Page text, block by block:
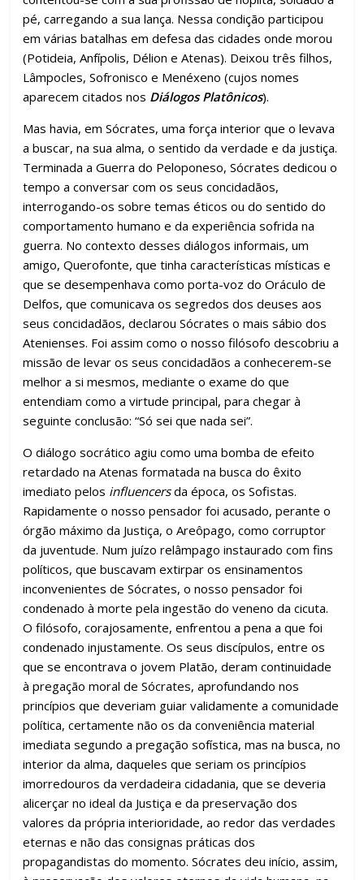
pé, carregando a sua lança. Nessa condição participou
em várias batalhas em defesa das cidades onde morou
(Potideia, Anfípolis, Délion e Atenas). Deixou três filhos,
Lâmpocles, Sofronisco e Menéxeno (cujos nomes
aparecem citados nos Diálogos Platônicos).
Mas havia, em Sócrates, uma força interior que o levava
a buscar, na sua alma, o sentido da verdade e da justiça.
Terminada a Guerra do Peloponeso, Sócrates dedicou o
tempo a conversar com os seus concidadãos,
interrogando-os sobre temas éticos ou do sentido do
comportamento humano e da experiência sofrida na
guerra. No contexto desses diálogos informais, um
amigo, Querofonte, que tinha características místicas e
que se desempenhava como porta-voz do Oráculo de
Delfos, que comunicava os segredos dos deuses aos
seus concidadãos, declarou Sócrates o mais sábio dos
Atenienses. Foi assim como o nosso filósofo descobriu a
missão de levar os seus concidadãos a conhecerem-se
melhor a si mesmos, mediante o exame do que
entendiam como a virtude principal, para chegar à
seguinte conclusão: “Só sei que nada sei”.
O diálogo socrático agiu como uma bomba de efeito
retardado na Atenas formatada na busca do êxito
imediato pelos influencersda época, os Sofistas.
Rapidamente o nosso pensador foi acusado, perante o
órgão máximo da Justiça, o Areôpago, como corruptor
da juventude. Num juízo relâmpago instaurado com fins
políticos, que buscavam extirpar os ensinamentos
inconvenientes de Sócrates, o nosso pensador foi
condenado à morte pela ingestão do veneno da cicuta.
O filósofo, corajosamente, enfrentou a pena a que foi
condenado injustamente. Os seus discípulos, entre os
que se encontrava o jovem Platão, deram continuidade
à pregação moral de Sócrates, aprofundando nos
princípios que deveriam guiar validamente a comunidade
política, certamente não os da conveniência material
imediata segundo a pregação sofística, mas na busca, no
interior da alma, daqueles que seriam os princípios
imorredouros da verdadeira cidadania, que se deveria
alicerçar no ideal da Justiça e da preservação dos
valores da própria interioridade, ao redor das verdades
eternas e não das consignas práticas dos
propagandistas do momento. Sócrates deu início, assim,